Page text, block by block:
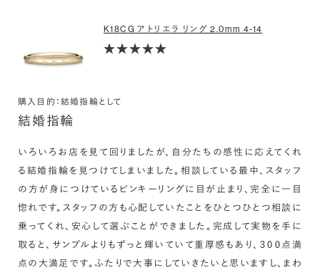
K18CG アトリエラ リング 2.0mm 4-14
購入目的：結婚指輪として
結婚指輪
いろいろお店を見て回りましたが、自分たちの感性に応えてくれ
る結婚指輪を見つけてしまいました。相談している最中、スタッフ
の方が身につけているピンキーリングに目が止まり、完全に一目
惚れです。スタッフの方も心配していたことをひとつひとつ相談に
乗ってくれ、安心して選ぶことができました。完成して実物を手に
取ると、サンプルよりもずっと輝いていて重厚感もあり、３００点満
点の大満足です。ふたりで大事にしていきたいと思いますし、まわ